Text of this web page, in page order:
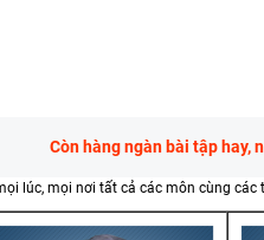
Còn hàng ngàn bài tập hay,
lúc, mọi nơi tất cả các môn cùng các